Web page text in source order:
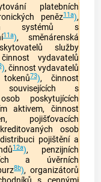
platebních
peněz11a),
systémů s
11a), směnárenská
služby
vydavatelů
), činnost vydavatelů
73), činnost
souvisejících s
poskytujících
aktivem, činnost
pojišťovacích
osob
pojištění a
12a), penzijních
a úvěrních
8b), organizátorů